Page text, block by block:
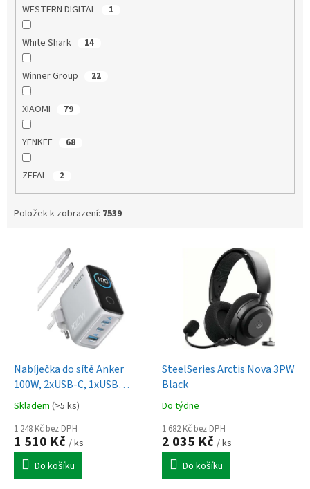
WESTERN DIGITAL 1
White Shark 14
Winner Group 22
XIAOMI 79
YENKEE 68
ZEFAL 2
Položek k zobrazení: 7539
Nabíječka do sítě Anker
100W, 2xUSB-C, 1xUSB
stříbrná
Skladem (>5 ks)
1 248 Kč bez DPH
1 510 Kč / ks
Do košíku
SteelSeries Arctis Nova 3PW
Black
Do týdne
1 682 Kč bez DPH
2 035 Kč / ks
Do košíku